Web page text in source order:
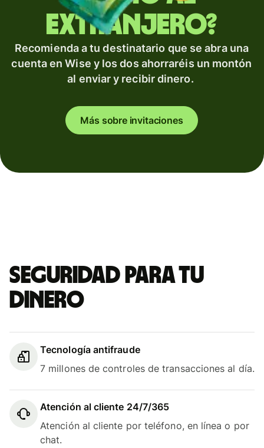
extranjero?
Recomienda a tu destinatario que se abra una
cuenta en Wise y los dos ahorraréis un montón
al enviar y recibir dinero.
Más sobre invitaciones
Seguridad para tu
dinero
Tecnología antifraude
7 millones de controles de transacciones al día.
Atención al cliente 24/7/365
Atención al cliente por teléfono, en línea o por
chat.